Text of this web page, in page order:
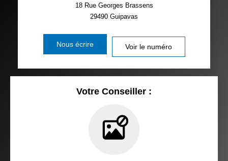
18 Rue Georges Brassens
29490 Guipavas
Nous écrire Voir le numéro
Votre Conseiller :